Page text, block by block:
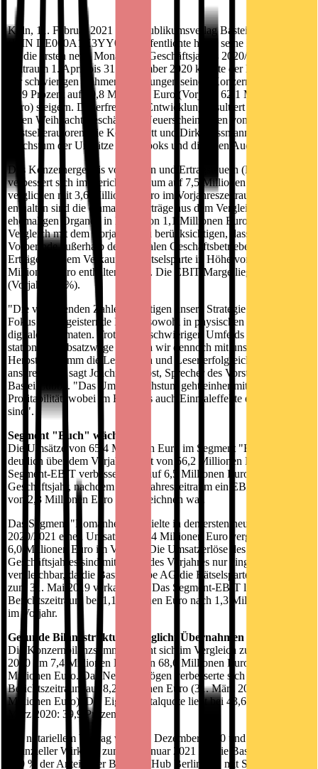
Köln, 11. Februar 2021 - Der Publikumsverlag Bastei Lübbe AG
(ISIN DE000A1X3YY0) veröffentlichte heute seine Ergebnisse
für die ersten neun Monate des Geschäftsjahres 2020/2021. Im
Zeitraum 1. April bis 31. Dezember 2020 konnte der Konzern trotz
der schwierigen Rahmenbedingungen seinen Konzernumsatz um
13,9 Prozent auf 70,8 Millionen Euro (Vorjahr: 62,1 Millionen
Euro) steigern. Die erfreuliche Entwicklung resultiert aus dem sehr
guten Weihnachtsgeschäft mit Neuerscheinungen von
Bestsellerautoren wie Ken Follett und Dirk Rossmann sowie dem
Wachstum der Umsätze aus eBooks und digitalen Audioformaten.
Das Konzernergebnis vor Zinsen und Ertragsteuern (EBIT)
verbessert sich im Berichtszeitraum auf 7,5 Millionen Euro
verglichen mit 3,6 Millionen Euro im Vorjahreszeitraum. Im EBIT
enthalten sind die einmaligen Erträge aus dem Vergleich mit den
ehemaligen Organen in Höhe von 1,1 Millionen Euro. Beim
Vergleich mit dem Vorjahr ist zu berücksichtigen, dass in der
Vorperiode außerhalb des normalen Geschäftsbetriebes auch
Erträge aus dem Verkauf der Rätselsparte in Höhe von 0,4
Millionen Euro enthalten waren. Die EBIT-Marge liegt bei 10,7%
(Vorjahr: 5,8%).
"Die vorliegenden Zahlen bestätigen unsere Strategie und unseren
Fokus auf begeisternde Inhalte sowohl in physischen als auch in
digitalen Formaten. Trotz eines schwierigen Umfelds für die
stationären Absatzwege konnten wir dennoch mit unserem
Herbstprogramm die Leserinnen und Leser erfolgreich
ansprechen", sagt Joachim Herbst, Sprecher des Vorstands von
Bastei Lübbe. "Das Umsatzwachstum geht einher mit höherer
Profitabilität, wobei im Ergebnis auch Einmaleffekte enthalten
sind".
Segment "Buch" wächst
Die Umsätze von 65,4 Millionen Euro im Segment "Buch" liegen
deutlich über dem Vorjahreswert von 56,2 Millionen Euro. Das
Segment-EBIT verbessert sich auf 6,5 Millionen Euro im laufenden
Geschäftsjahr, nachdem im Vorjahreszeitraum ein EBIT in Höhe
von 2,3 Millionen Euro zu verzeichnen war.
Das Segment "Romanhefte" erzielte in den ersten neun Monaten
2020/2021 einen Umsatz von 5,4 Millionen Euro verglichen mit
6,0 Millionen Euro im Vorjahr. Die Umsatzerlöse des aktuellen
Geschäftsjahres sind mit denen des Vorjahres nur eingeschränkt
vergleichbar, da die Bastei Lübbe AG die Rätselsparte mit Wirkung
zum 31. Mai 2019 verkauft hat. Das Segment-EBIT liegt im
Berichtszeitraum bei 1,1 Millionen Euro nach 1,3 Millionen Euro
im Vorjahr.
Gesunde Bilanzstruktur ermöglicht Übernahmen
Die Konzernbilanzsumme erhöht sich im Vergleich zum 31. März
2020 um 7,4 Millionen Euro von 68,6 Millionen Euro auf 76,0
Millionen Euro. Das Nettovermögen verbesserte sich im
Berichtszeitraum auf 8,2 Millionen Euro (31. März 2020: -0,6
Millionen Euro). Die Eigenkapitalquote liegt bei 43,6 Prozent (31.
März 2020: 39,9 Prozent).
Mit notariellem Vertrag vom 22. Dezember 2020 und mit
finanzieller Wirkung zum 01. Januar 2021 hat die Bastei Lübbe AG
100 % der Anteile der Business Hub Berlin UG mit Sitz in Berlin